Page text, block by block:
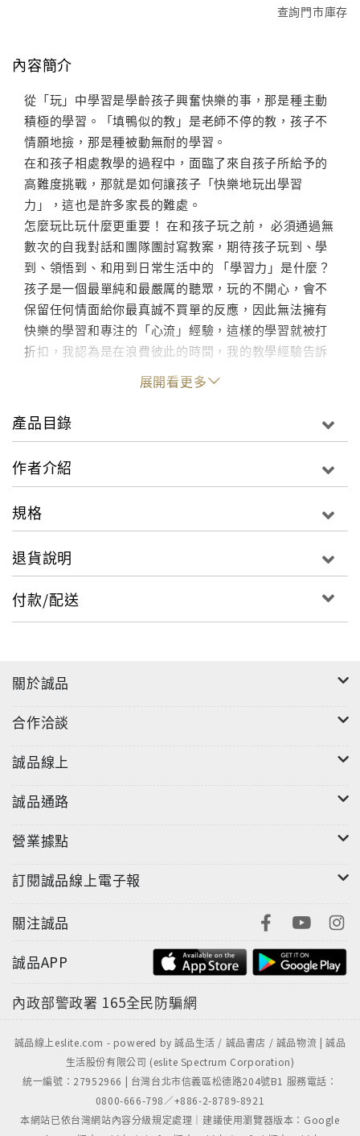
查詢門市庫存
內容簡介
從「玩」中學習是學齡孩子興奮快樂的事，那是種主動
積極的學習。「填鴨似的教」是老師不停的教，孩子不
情願地撿，那是種被動無耐的學習。
在和孩子相處教學的過程中，面臨了來自孩子所給予的
高難度挑戰，那就是如何讓孩子「快樂地玩出學習
力」，這也是許多家長的難處。
怎麼玩比玩什麼更重要！ 在和孩子玩之前， 必須通過無
數次的自我對話和團隊團討寫教案，期待孩子玩到、學
到、領悟到、和用到日常生活中的 「學習力」是什麼？
孩子是一個最單純和最嚴厲的聽眾，玩的不開心，會不
保留任何情面給你最真誠不買單的反應，因此無法擁有
快樂的學習和專注的「心流」經驗，這樣的學習就被打
折扣，我認為是在浪費彼此的時間，我的教學經驗告訴
我，只要孩子玩得開心時，也就是他們的學習力就是最
所以這些年來我堅持用玩來陪伴孩子成長。
展開看更多
產品目錄
作者介紹
規格
退貨說明
付款/配送
關於誠品
合作洽談
誠品線上
誠品通路
營業據點
訂閱誠品線上電子報
關注誠品
誠品APP
內政部警政署 165全民防騙網
誠品線上eslite.com - powered by 誠品生活 / 誠品書店 / 誠品物流 | 誠品
生活股份有限公司 (eslite Spectrum Corporation)
統一編號：27952966 | 台灣台北市信義區松德路204號B1 服務電話：
0800-666-798／+886-2-8789-8921
本網站已依台灣網站內容分級規定處理｜建議使用瀏覽器版本：Google